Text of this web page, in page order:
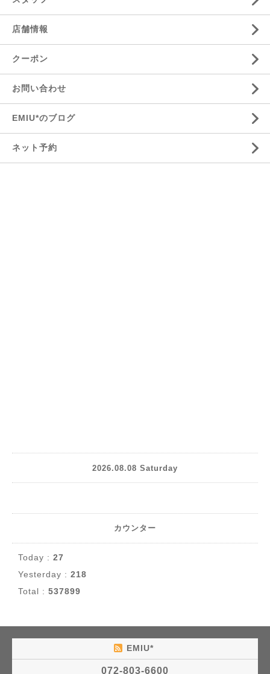
店舗情報
クーポン
お問い合わせ
EMIU*のブログ
ネット予約
2026.08.08 Saturday
カウンター
Today : 27
Yesterday : 218
Total : 537899
EMIU*
072-803-6600